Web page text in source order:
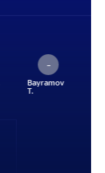
–
Bayramov
T.